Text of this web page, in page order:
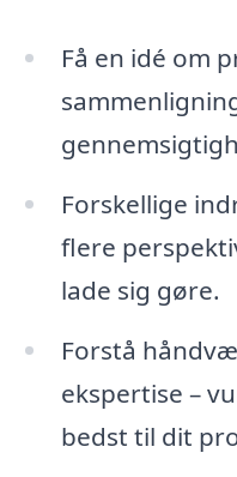
Få en idé om
Forskellige
flere
lade sig gøre.
Forstå
ekspertise –
bedst til dit